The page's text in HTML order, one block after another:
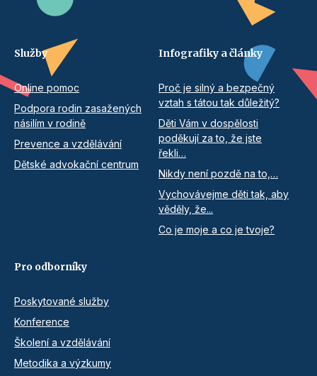
Služby
Online pomoc
Podpora rodin zasažených
násilím v rodině
Prevence a vzdělávání
Dětské advokační centrum
Infografiky a články
Proč je silný a bezpečný
vztah s tátou tak důležitý?
Děti Vám v dospělosti
poděkují za to, že jste
řekli…
Nikdy není pozdě na to,…
Vychovávejme děti tak, aby
věděly, že...
Co je moje a co je tvoje?
Pro odborníky
Poskytované služby
Konference
Školení a vzdělávání
Metodika a výzkumy